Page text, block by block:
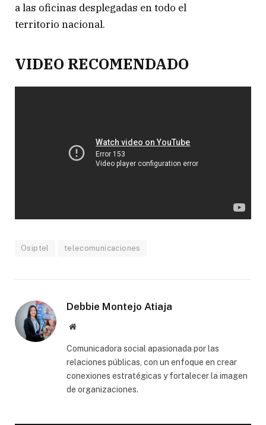
a las oficinas desplegadas en todo el
territorio nacional.
VIDEO RECOMENDADO
Osiptel telecomunicaciones
Debbie Montejo Atiaja
Website
Comunicadora social apasionada por las
relaciones públicas, con un enfoque en crear
conexiones estratégicas y fortalecer la imagen
de organizaciones.